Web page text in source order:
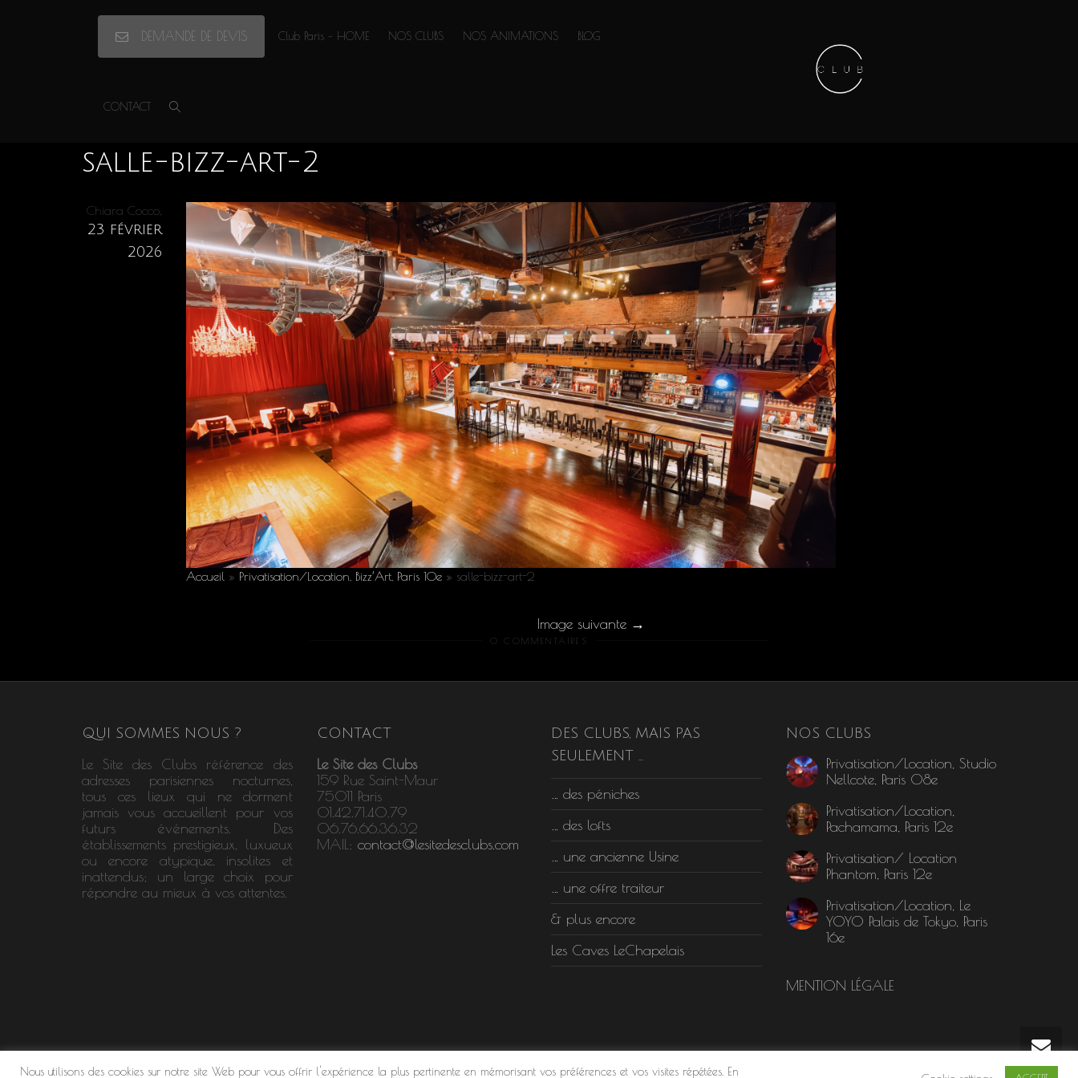
DEMANDE DE DEVIS Club Paris – HOME NOS CLUBS NOS ANIMATIONS BLOG
CONTACT
01.42.71.40.79
salle-bizz-art-2
Chiara Cocco
23 février
2026
Accueil » Privatisation/Location, Bizz’Art, Paris 10e » salle-bizz-art-2
Image suivante
0 COMMENTAIRES
QUI SOMMES NOUS ?
Le Site des Clubs référence des
adresses parisiennes nocturnes,
tous ces lieux qui ne dorment
jamais vous accueillent pour vos
futurs événements. Des
établissements prestigieux, luxueux
ou encore atypique, insolites et
inattendus; un large choix pour
répondre au mieux à vos attentes.
CONTACT
Le Site des Clubs
159 Rue Saint-Maur
75011 Paris
01.42.71.40.79
06.76.66.36.32
MAIL: contact@lesitedesclubs.com
DES CLUBS, MAIS PAS
SEULEMENT …
… des péniches
… des lofts
… une ancienne Usine
… une offre traiteur
& plus encore
Les Caves LeChapelais
NOS CLUBS
Privatisation/Location, Studio
Nellcote, Paris 08e
Privatisation/Location,
Pachamama, Paris 12e
Privatisation/ Location
Phantom, Paris 12e
Privatisation/Location, Le
YOYO Palais de Tokyo, Paris
16e
MENTION LÉGALE
Nous utilisons des cookies sur notre site Web pour vous offrir l'expérience la plus pertinente en mémorisant vos préférences et vos visites répétées. En